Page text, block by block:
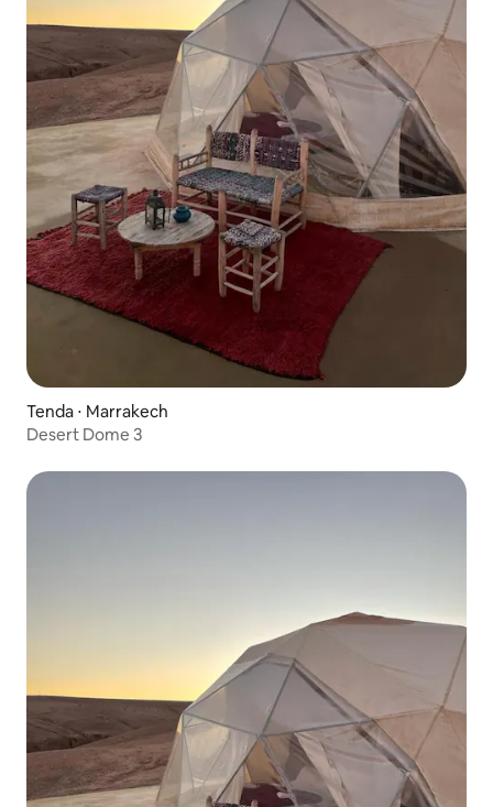
Tenda ⋅ Marrakech
Desert Dome 3